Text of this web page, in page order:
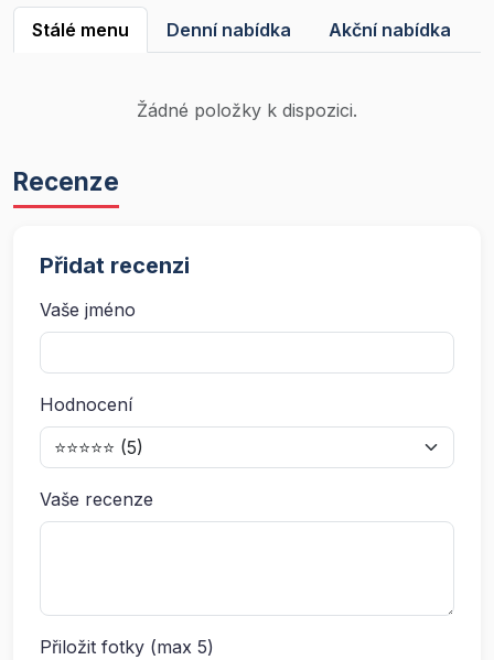
Stálé menu Denní nabídka Akční nabídka
Žádné položky k dispozici.
Recenze
Přidat recenzi
Vaše jméno
Hodnocení
Vaše recenze
Přiložit fotky (max 5)